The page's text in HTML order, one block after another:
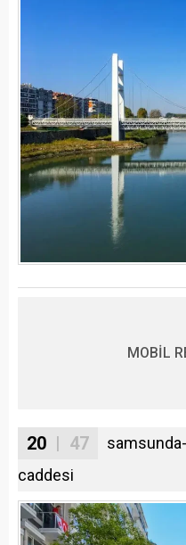
MOBİL
20 | 47
caddesi